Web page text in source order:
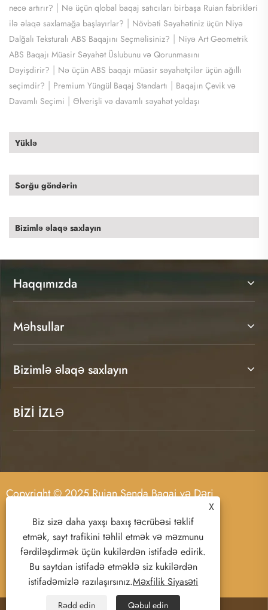
necə artırır? | Nə üçün qlobal baqaj satıcıları birbaşa Ruian fabrikləri
ilə əlaqə saxlamağa başlayırlar? | Növbəti Səyahətiniz üçün Niyə
Dalğalı Teksturalı ABS Baqajını Seçməlisiniz? | Niyə Art Geometrik
ABS Baqajı Müasir Səyahət Üslubunu və Qorunmasını
Dəyişdirir? | Nə üçün ABS baqajı müasir səyahətçilər üçün ağıllı
seçimdir? | Premium Yüngül Baqaj Standartı | Baqajın Çevik və
Davamlı Seçimi | Əlverişli və davamlı səyahət yoldaşı
Yüklə
Sorğu göndərin
Bizimlə əlaqə saxlayın
Haqqımızda
Məhsullar
Bizimlə əlaqə saxlayın
BİZİ İZLƏ
Copyright © 2025 Ruian Senda Baqaj və Dəri
Links Sitemap RSS
XML
Məxfilik Siyasəti
X
Biz sizə daha yaxşı baxış təcrübəsi təklif
etmək, sayt trafikini təhlil etmək və məzmunu
fərdiləşdirmək üçün kukilərdən istifadə edirik.
Bu saytdan istifadə etməklə siz kukilərdən
istifadəmizlə razılaşırsınız.Məxfilik Siyasəti
Rədd edin Qəbul edin